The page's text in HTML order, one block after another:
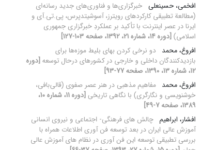
افخمی، حسینعلی خبرگزاری‌ها و فناوری‌های جدید رسانه‌ای
(مطالعة تطبیقی کارکردهای رویترز، آسوشیتدپرس، پی.تی.آی و
ایرنا در عصر اینترنت با تأکید بر عملکردِ خبرگزاری جمهوری
اسلامی) [دوره 14، شماره 21، 1392، صفحه 103-127]
افروغ، محمد
دو نرخی کردن بهای بلیط موزه‌ها برای
بازدیدکنندگان داخلی و خارجی در کشورهای درحال توسعه [دوره
12، شماره 13، 1390، صفحه 77-93]
افروغ، محمد مفاهیم مذهبی در هنر عصر صفوی (قالی‌بافی،
خوشنویسی و نگارگری) با نگاهی تاریخی
[دوره 11، شماره 10،
1389، صفحه 7-49]
افشار، ابراهیم چالش های فرهنگی- اجتماعی و نیروی انسانی
آموزش عالی ایران در بعد توسعه فن آوری اطلاعات همراه با
بررسی تطبیقی توسعه این فن آوری در نظام های آموزش عالی